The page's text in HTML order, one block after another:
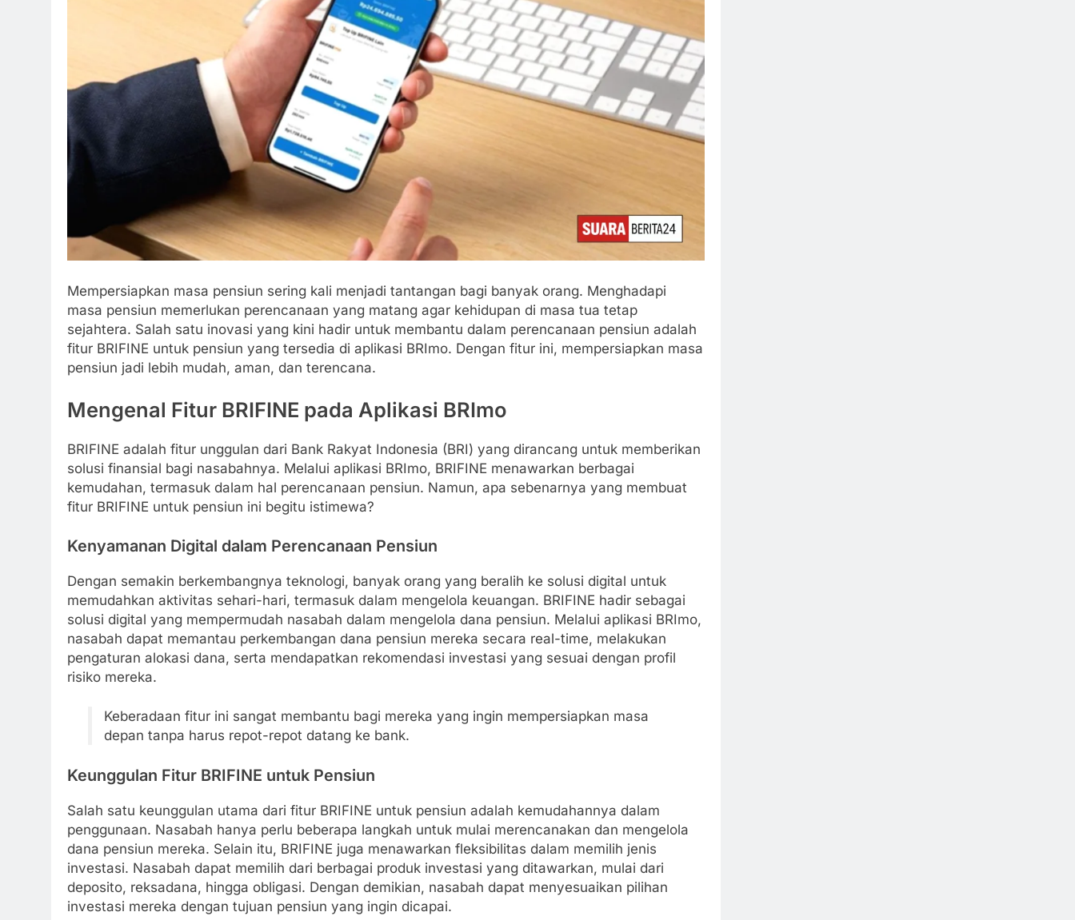
Mempersiapkan masa pensiun sering kali menjadi tantangan bagi banyak orang. Menghadapi
masa pensiun memerlukan perencanaan yang matang agar kehidupan di masa tua tetap
sejahtera. Salah satu inovasi yang kini hadir untuk membantu dalam perencanaan pensiun adalah
fitur BRIFINE untuk pensiun yang tersedia di aplikasi BRImo. Dengan fitur ini, mempersiapkan masa
pensiun jadi lebih mudah, aman, dan terencana.
Mengenal Fitur BRIFINE pada Aplikasi BRImo
BRIFINE adalah fitur unggulan dari Bank Rakyat Indonesia (BRI) yang dirancang untuk memberikan
solusi finansial bagi nasabahnya. Melalui aplikasi BRImo, BRIFINE menawarkan berbagai
kemudahan, termasuk dalam hal perencanaan pensiun. Namun, apa sebenarnya yang membuat
fitur BRIFINE untuk pensiun ini begitu istimewa?
Kenyamanan Digital dalam Perencanaan Pensiun
Dengan semakin berkembangnya teknologi, banyak orang yang beralih ke solusi digital untuk
memudahkan aktivitas sehari-hari, termasuk dalam mengelola keuangan. BRIFINE hadir sebagai
solusi digital yang mempermudah nasabah dalam mengelola dana pensiun. Melalui aplikasi BRImo,
nasabah dapat memantau perkembangan dana pensiun mereka secara real-time, melakukan
pengaturan alokasi dana, serta mendapatkan rekomendasi investasi yang sesuai dengan profil
risiko mereka.
Keberadaan fitur ini sangat membantu bagi mereka yang ingin mempersiapkan masa
depan tanpa harus repot-repot datang ke bank.
Keunggulan Fitur BRIFINE untuk Pensiun
Salah satu keunggulan utama dari fitur BRIFINE untuk pensiun adalah kemudahannya dalam
penggunaan. Nasabah hanya perlu beberapa langkah untuk mulai merencanakan dan mengelola
dana pensiun mereka. Selain itu, BRIFINE juga menawarkan fleksibilitas dalam memilih jenis
investasi. Nasabah dapat memilih dari berbagai produk investasi yang ditawarkan, mulai dari
deposito, reksadana, hingga obligasi. Dengan demikian, nasabah dapat menyesuaikan pilihan
investasi mereka dengan tujuan pensiun yang ingin dicapai.